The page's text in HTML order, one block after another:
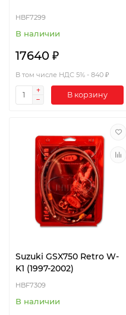
HBF7299
В наличии
17640 ₽
В том числе НДС 5% - 840 ₽
В корзину
Suzuki GSX750 Retro W-
K1 (1997-2002)
HBF7309
В наличии